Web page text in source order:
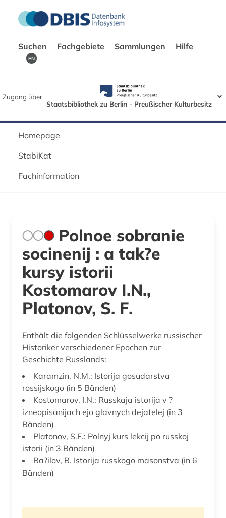
Suchen Fachgebiete Sammlungen Hilfe
EN
Zugang über
Staatsbibliothek zu Berlin - Preußischer Kulturbesitz
Homepage
StabiKat
Fachinformation
Polnoe sobranie
socinenij : a tak?e
kursy istorii
Kostomarov I.N.,
Platonov, S. F.
Enthält die folgenden Schlüsselwerke russischer
Historiker verschiedener Epochen zur
Geschichte Russlands:
Karamzin, N.M.: Istorija gosudarstva
rossijskogo (in 5 Bänden)
Kostomarov, I.N.: Russkaja istorija v ?
izneopisanijach ejo glavnych dejatelej (in 3
Bänden)
Platonov, S.F.: Polnyj kurs lekcij po russkoj
istorii (in 3 Bänden)
Ba?ilov, B. Istorija russkogo masonstva (in 6
Bänden)